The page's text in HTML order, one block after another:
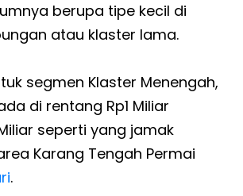
berupa tipe kecil di
atau klaster lama.
segmen Klaster Menengah,
di rentang Rp1 Miliar
seperti yang jamak
Karang Tengah Permai
.